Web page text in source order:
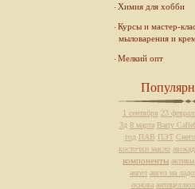
Химия для хобби
Курсы и мастер-
мыловарения и
Мелкий опт
1 сентября 23
3д 8 марта Barry
год ПАВ ПЭТ
косточки масло
компоненты активы
ангел ангел на
основа